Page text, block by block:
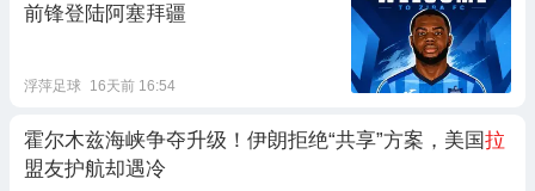
前锋登陆阿塞拜疆
浮萍足球 16天前 16:54
霍尔木兹海峡争夺升级！伊朗拒绝“共享”方案，美国拉
盟友护航却遇冷